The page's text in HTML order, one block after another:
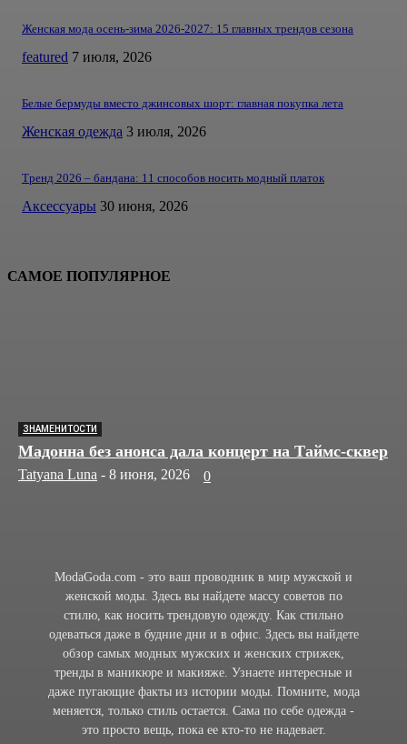
Женская мода осень-зима 2026-2027: 15 главных трендов сезона
featured 7 июля, 2026
Белые бермуды вместо джинсовых шорт: главная покупка лета
Женская одежда 3 июля, 2026
Тренд 2026 – бандана: 11 способов носить модный платок
Аксессуары 30 июня, 2026
САМОЕ ПОПУЛЯРНОЕ
ЗНАМЕНИТОСТИ
Мадонна без анонса дала концерт на Таймс-сквер
Tatyana Luna - 8 июня, 2026 0
ModaGoda.com - это ваш проводник в мир мужской и
женской моды. Здесь вы найдете массу советов по
стилю, как носить трендовую одежду. Как стильно
одеваться даже в будние дни и в офис. Здесь вы найдете
обзор самых модных мужских и женских стрижек,
тренды в маникюре и макияже. Узнаете интересные и
даже пугающие факты из истории моды. Помните, мода
меняется, только стиль остается. Сама по себе одежда -
это просто вещь, пока ее кто-то не надевает.